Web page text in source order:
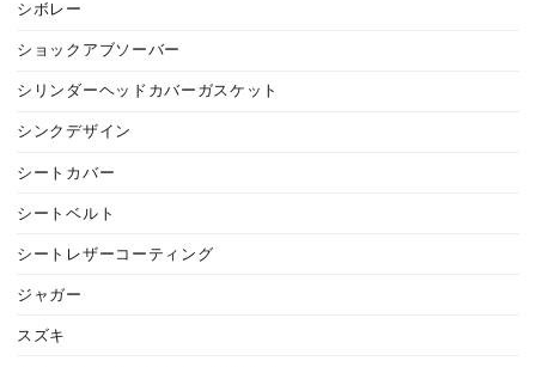
シボレー
ショックアブソーバー
シリンダーヘッドカバーガスケット
シンクデザイン
シートカバー
シートベルト
シートレザーコーティング
ジャガー
スズキ